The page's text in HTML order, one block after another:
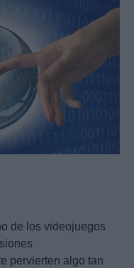
de los videojuegos
pervierten algo tan